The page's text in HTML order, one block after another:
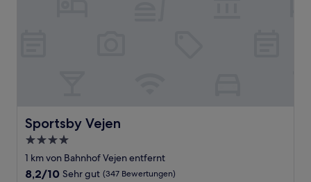
Sportsby Vejen
Sportsby Vejen
4.0-
Sterne-
Unterkunft
1 km von Bahnhof Vejen entfernt
8.2
8,2/10 Sehr gut (347 Bewertungen)